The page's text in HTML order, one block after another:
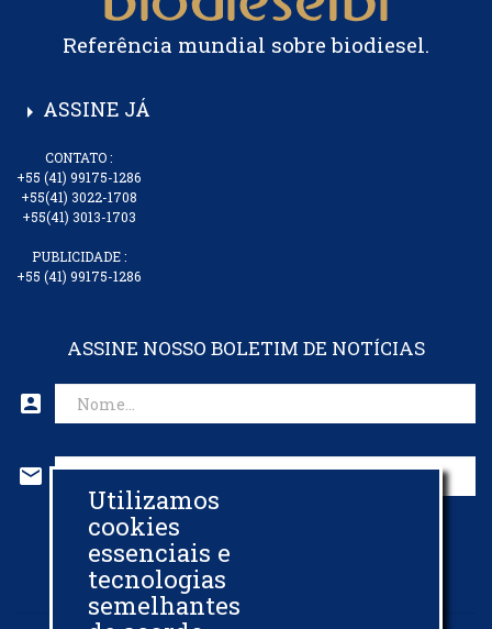
Referência mundial sobre biodiesel.
arrow_right ASSINE JÁ
CONTATO :
+55 (41) 99175-1286
+55(41) 3022-1708
+55(41) 3013-1703
PUBLICIDADE :
+55 (41) 99175-1286
ASSINE NOSSO BOLETIM DE NOTÍCIAS
account_box
mail
CADASTRAR EMAIL
Utilizamos
cookies
essenciais e
tecnologias
semelhantes